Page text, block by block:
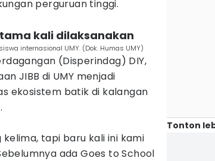
perguruan tinggi.
kali dilaksanakan
internasional UMY. (Dok. Humas UMY)
(Disperindag) DIY,
JIBB di UMY menjadi
ekosistem batik di kalangan
kelima, tapi baru kali ini kami
ada Goes to School
Tonton